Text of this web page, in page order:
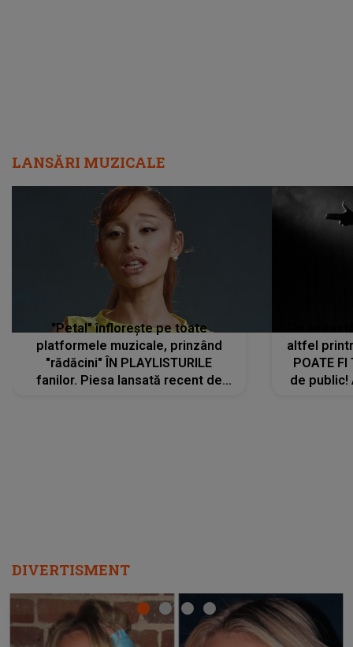
LANSĂRI MUZICALE
"Petal" înflorește pe toate
platformele muzicale, prinzând
"rădăcini" ÎN PLAYLISTURILE
fanilor. Piesa lansată recent de
altfel
POATE FI
de public!
DIVERTISMENT